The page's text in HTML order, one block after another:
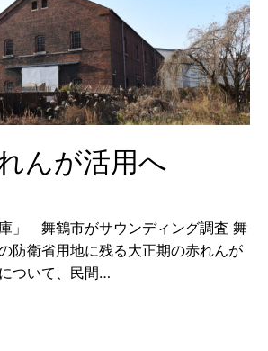
んが活用へ
」 舞鶴市がサウンディング調査 舞
防衛省用地に残る大正期の赤れんが
ついて、民間…